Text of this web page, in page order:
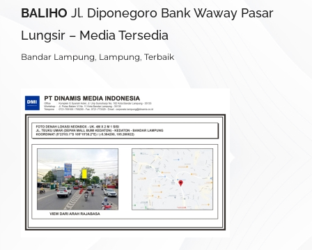
BALIHO Jl. Diponegoro Bank Waway Pasar
Lungsir – Media Tersedia
Bandar Lampung Lampung Terbaik